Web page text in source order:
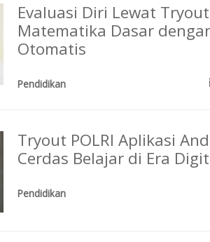
Evaluasi Diri Lewat Tryout
Matematika Dasar
Otomatis
Pendidikan
Tryout POLRI Aplikasi
Cerdas Belajar di Era
Pendidikan